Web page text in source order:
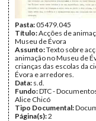
Pasta:05479.045
Título:Acções de
Museu de Évora
Assunto:Texto sobre
animação no Museu de
crianças das escolas da
Évora e arredores.
Data: s.d.
Fundo:DTC -
Alice Chicó
Tipo Documental:
Página(s):2